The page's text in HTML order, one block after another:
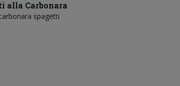
alla Carbonara
spagetti